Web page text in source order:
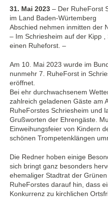
31. Mai 2023 – Der RuheForst
im Land Baden-Würtemberg
Abschied nehmen inmitten der
– Im Schriesheim auf der Kipp
einen Ruheforst. –
Am 10. Mai 2023 wurde im
nunmehr 7. RuheForst in
eröffnet.
Bei ehr durchwachsenem
zahlreich geladenen Gäste am
RuheForstes Schriesheim und
Grußworten der Ehrengäste.
Einweihungsfeier von Kindern
schönen Trompetenklängen
Die Redner hoben einige
sich bringt ganz besonders
ehemaliger Stadtrat der
RuheForstes darauf hin, dass
Konkurrenz zu kirchlichen